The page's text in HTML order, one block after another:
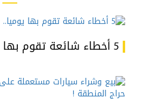
5 أخطاء شائعة تقوم بها يوميا.. احذر منها!